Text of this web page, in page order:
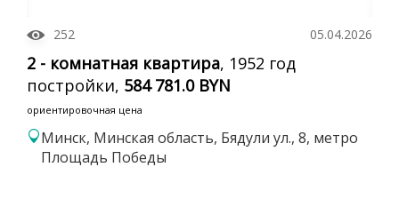
252 05.04.2026
2 - комнатная квартира, 1952 год
постройки, 584 781.0 BYN
ориентировочная цена
Минск, Минская область, Бядули ул., 8, метро
Площадь Победы